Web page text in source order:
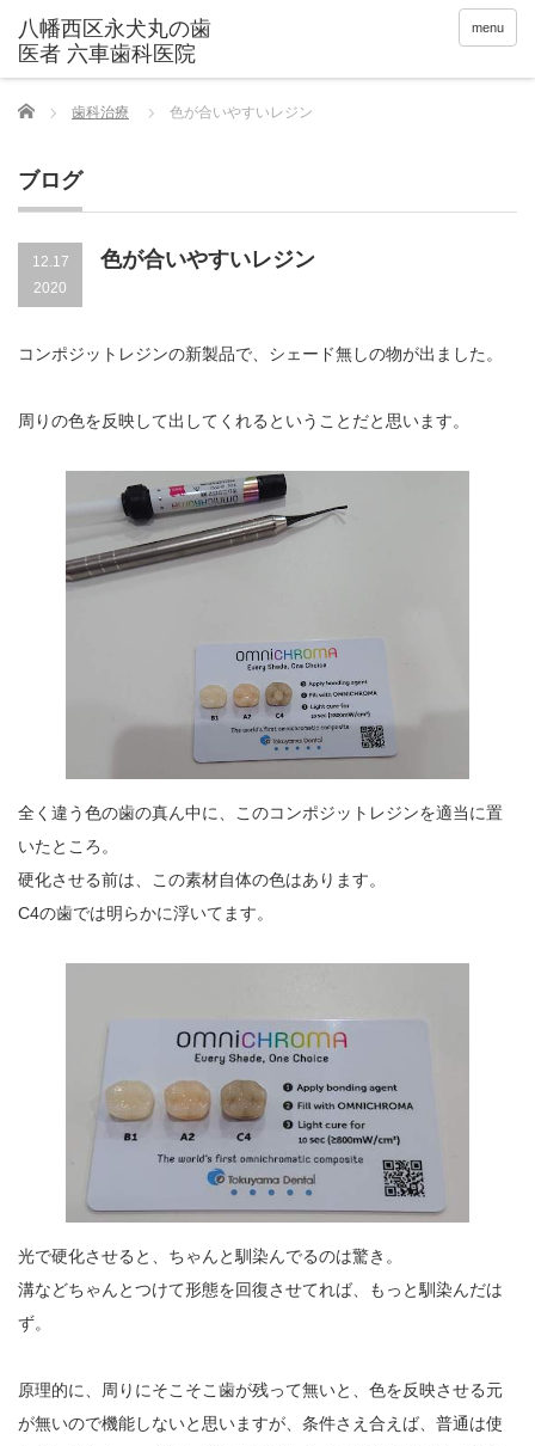
menu
Home 歯科治療 色が合いやすいレジン
ブログ
12.17
2020
色が合いやすいレジン
コンポジットレジンの新製品で、シェード無しの物が出ました。
周りの色を反映して出してくれるということだと思います。
全く違う色の歯の真ん中に、このコンポジットレジンを適当に置
いたところ。
硬化させる前は、この素材自体の色はあります。
C4の歯では明らかに浮いてます。
光で硬化させると、ちゃんと馴染んでるのは驚き。
溝などちゃんとつけて形態を回復させてれば、もっと馴染んだは
ず。
原理的に、周りにそこそこ歯が残って無いと、色を反映させる元
が無いので機能しないと思いますが、条件さえ合えば、普通は使